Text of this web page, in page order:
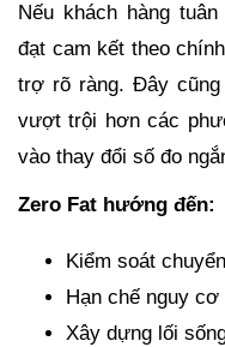
Nếu khách hàng
đạt cam kết theo
trợ rõ ràng. Đây cũng
vượt trội hơn các
vào thay đổi số đo
Zero Fat hướng đến:
Kiểm soát
Hạn chế nguy cơ
Xây dựng lối